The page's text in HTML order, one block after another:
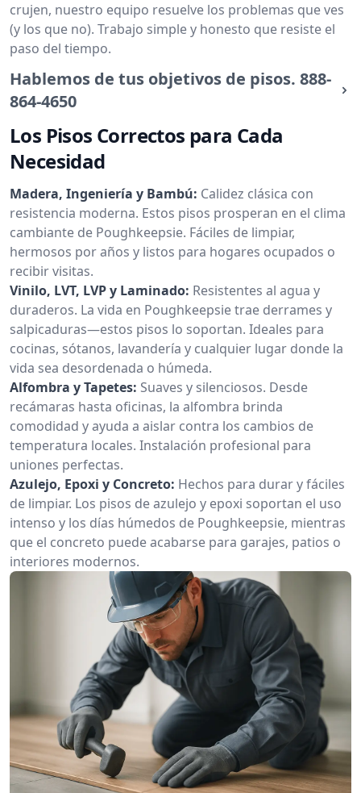
crujen, nuestro equipo resuelve los problemas que ves
(y los que no). Trabajo simple y honesto que resiste el
paso del tiempo.
Hablemos de tus objetivos de pisos. 888-
864-4650
Los Pisos Correctos para Cada
Necesidad
Madera, Ingeniería y Bambú: Calidez clásica con
resistencia moderna. Estos pisos prosperan en el clima
cambiante de Poughkeepsie. Fáciles de limpiar,
hermosos por años y listos para hogares ocupados o
recibir visitas.
Vinilo, LVT, LVP y Laminado: Resistentes al agua y
duraderos. La vida en Poughkeepsie trae derrames y
salpicaduras—estos pisos lo soportan. Ideales para
cocinas, sótanos, lavandería y cualquier lugar donde la
vida sea desordenada o húmeda.
Alfombra y Tapetes: Suaves y silenciosos. Desde
recámaras hasta oficinas, la alfombra brinda
comodidad y ayuda a aislar contra los cambios de
temperatura locales. Instalación profesional para
uniones perfectas.
Azulejo, Epoxi y Concreto: Hechos para durar y fáciles
de limpiar. Los pisos de azulejo y epoxi soportan el uso
intenso y los días húmedos de Poughkeepsie, mientras
que el concreto puede acabarse para garajes, patios o
interiores modernos.